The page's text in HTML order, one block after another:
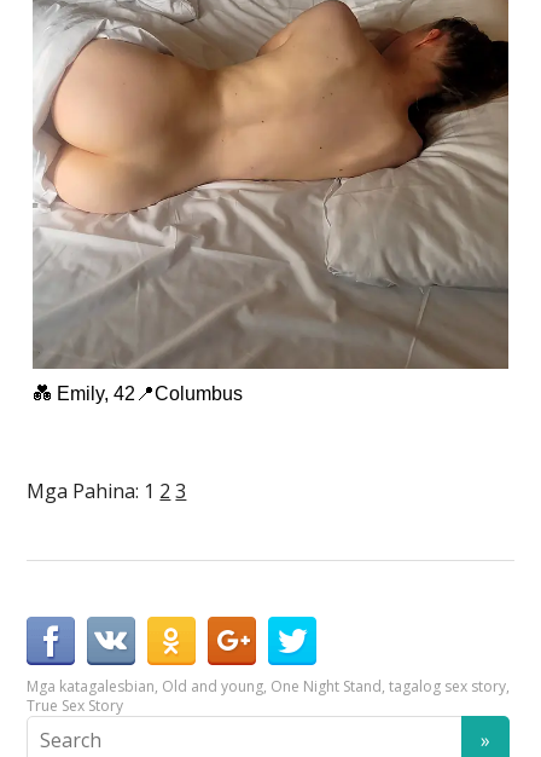
💑 Emily, 42📍Columbus
Mga Pahina: 1 2 3
Mga katagalesbian, Old and young, One Night Stand,tagalog sex story,
True Sex Story